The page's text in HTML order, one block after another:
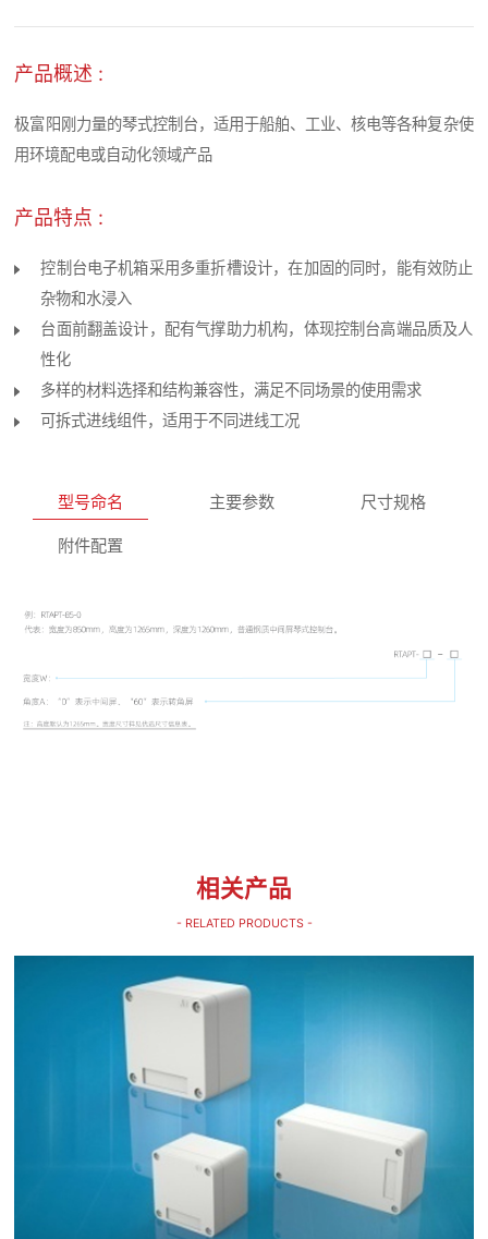
产品概述 :
极富阳刚力量的琴式控制台，适用于船舶、工业、核电等各种复杂使
用环境配电或自动化领域产品
产品特点 :
控制台电子机箱采用多重折槽设计，在加固的同时，能有效防止
杂物和水浸入
台面前翻盖设计，配有气撑助力机构，体现控制台高端品质及人
性化
多样的材料选择和结构兼容性，满足不同场景的使用需求
可拆式进线组件，适用于不同进线工况
型号命名 主要参数 尺寸规格
附件配置
相关产品
- RELATED PRODUCTS -